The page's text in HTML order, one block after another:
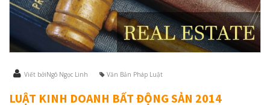
Viết bởiNgô Ngọc Linh Văn Bản Pháp Luật
LUẬT KINH DOANH BẤT ĐỘNG SẢN 2014